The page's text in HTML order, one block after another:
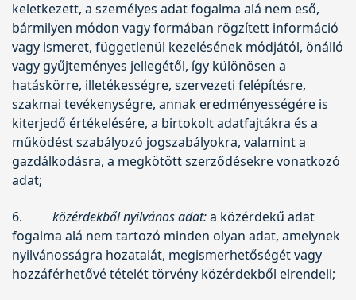
keletkezett, a személyes adat fogalma alá nem eső,
bármilyen módon vagy formában rögzített információ
vagy ismeret, függetlenül kezelésének módjától, önálló
vagy gyűjteményes jellegétől, így különösen a
hatáskörre, illetékességre, szervezeti felépítésre,
szakmai tevékenységre, annak eredményességére is
kiterjedő értékelésére, a birtokolt adatfajtákra és a
működést szabályozó jogszabályokra, valamint a
gazdálkodásra, a megkötött szerződésekre vonatkozó
adat;
6. közérdekből nyilvános adat:a közérdekű adat
fogalma alá nem tartozó minden olyan adat, amelynek
nyilvánosságra hozatalát, megismerhetőségét vagy
hozzáférhetővé tételét törvény közérdekből elrendeli;